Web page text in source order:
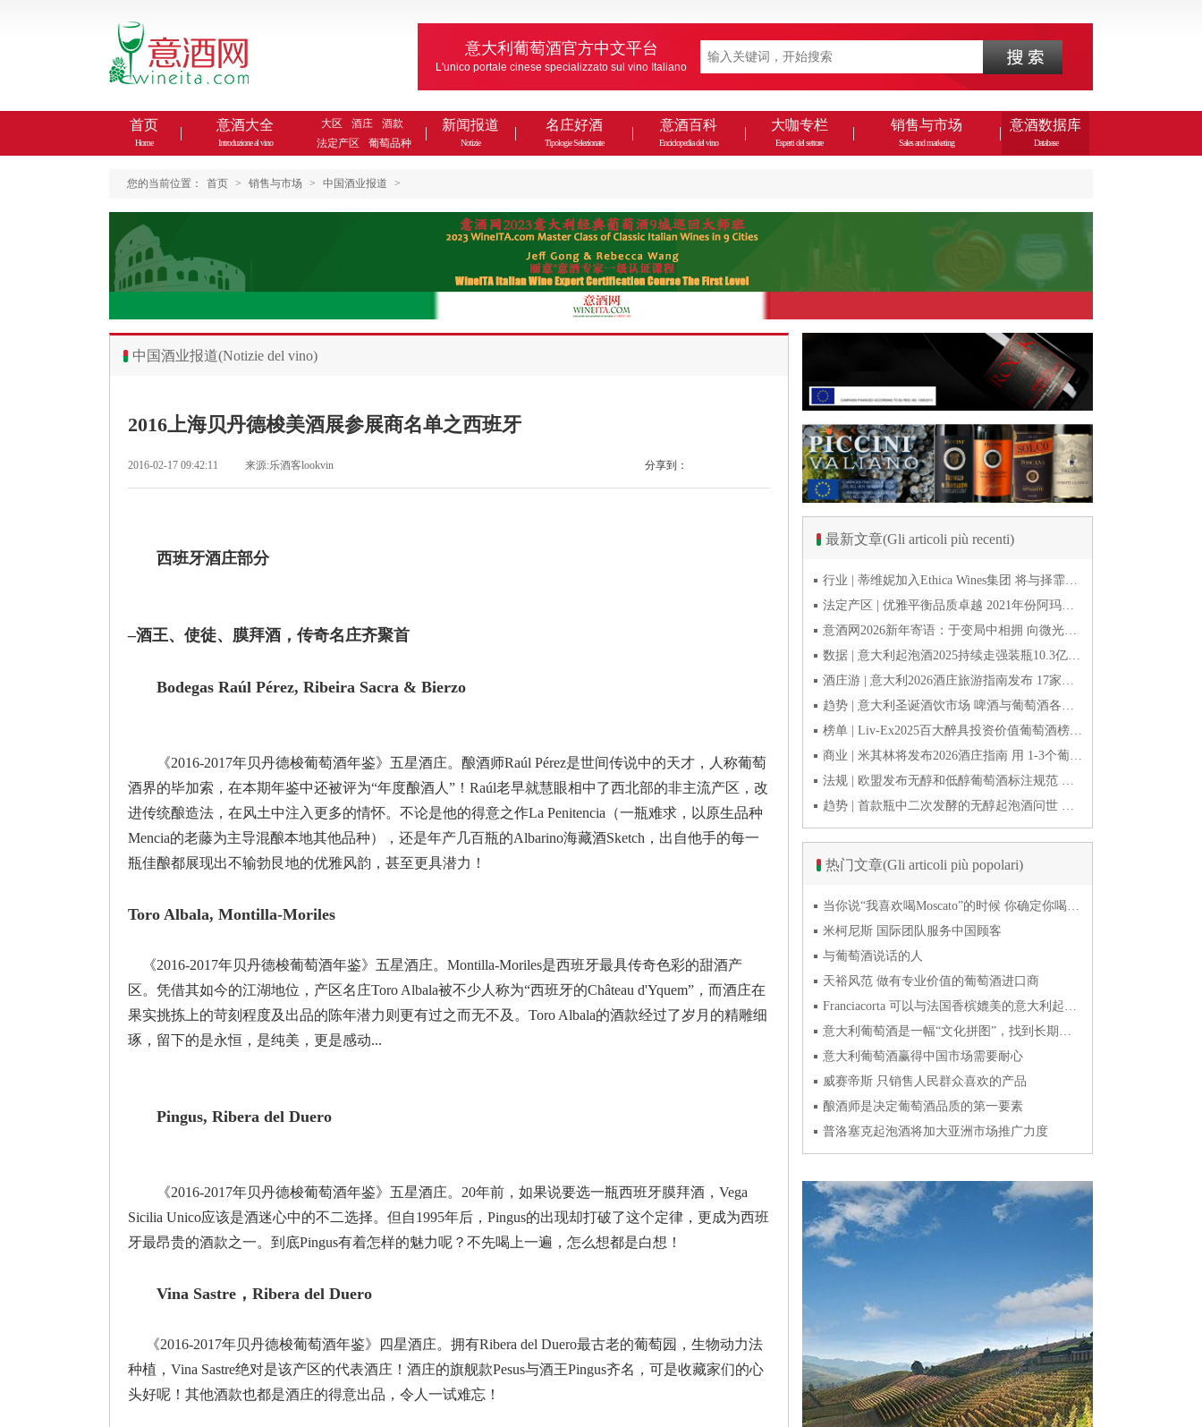
意大利葡萄酒官方中文平台
L'unico portale cinese specializzato sul vino Italiano
首页
Home
意酒大全
Introduzione al vino
大区 酒庄
酒款
法定产区
葡萄品种
新闻报道
Notizie
名庄好酒
Tipologie Selezionate
意酒百科
Enciclopedia del vino
大咖专栏
Esperti del settore
销售与市场
Sales and marketing
意酒数据库
Database
您的当前位置： 首页 > 销售与市场 > 中国酒业报道 >
中国酒业报道(Notizie del vino)
2016上海贝丹德梭美酒展参展商名单之西班牙
2016-02-17 09:42:11 来源:乐酒客lookvin 分享到：
西班牙酒庄部分
–酒王、使徒、膜拜酒，传奇名庄齐聚首
Bodegas Raúl Pérez, Ribeira Sacra & Bierzo
《2016-2017年贝丹德梭葡萄酒年鉴》五星酒庄。酿酒师Raúl Pérez是世间传说中的天才，人称葡萄
酒界的毕加索，在本期年鉴中还被评为“年度酿酒人”！Raúl老早就慧眼相中了西北部的非主流产区，改
进传统酿造法，在风土中注入更多的情怀。不论是他的得意之作La Penitencia（一瓶难求，以原生品种
Mencia的老藤为主导混酿本地其他品种），还是年产几百瓶的Albarino海藏酒Sketch，出自他手的每一
瓶佳酿都展现出不输勃艮地的优雅风韵，甚至更具潜力！
Toro Albala, Montilla-Moriles
《2016-2017年贝丹德梭葡萄酒年鉴》五星酒庄。Montilla-Moriles是西班牙最具传奇色彩的甜酒产
区。凭借其如今的江湖地位，产区名庄Toro Albala被不少人称为“西班牙的Château d'Yquem”，而酒庄在
果实挑拣上的苛刻程度及出品的陈年潜力则更有过之而无不及。Toro Albala的酒款经过了岁月的精雕细
琢，留下的是永恒，是纯美，更是感动...
Pingus, Ribera del Duero
《2016-2017年贝丹德梭葡萄酒年鉴》五星酒庄。20年前，如果说要选一瓶西班牙膜拜酒，Vega
Sicilia Unico应该是酒迷心中的不二选择。但自1995年后，Pingus的出现却打破了这个定律，更成为西班
牙最昂贵的酒款之一。到底Pingus有着怎样的魅力呢？不先喝上一遍，怎么想都是白想！
Vina Sastre，Ribera del Duero
《2016-2017年贝丹德梭葡萄酒年鉴》四星酒庄。拥有Ribera del Duero最古老的葡萄园，生物动力法
种植，Vina Sastre绝对是该产区的代表酒庄！酒庄的旗舰款Pesus与酒王Pingus齐名，可是收藏家们的心
头好呢！其他酒款也都是酒庄的得意出品，令人一试难忘！
最新文章(Gli articoli più recenti)
行业 | 蒂维妮加入Ethica Wines集团 将与择霏罗共拓中国市场
法定产区 | 优雅平衡品质卓越 2021年份阿玛罗尼Amarone全球预品会落幕
意酒网2026新年寄语：于变局中相拥 向微光而前行
数据 | 意大利起泡酒2025持续走强装瓶10.3亿瓶 普罗塞克风靡全球
酒庄游 | 意大利2026酒庄旅游指南发布 17家葡萄酒博物馆别错过
趋势 | 意大利圣诞酒饮市场 啤酒与葡萄酒各自精彩
榜单 | Liv-Ex2025百大醉具投资价值葡萄酒榜单发布 20款意酒入选
商业 | 米其林将发布2026酒庄指南 用 1-3个葡萄串为部分酒庄评级
法规 | 欧盟发布无醇和低醇葡萄酒标注规范 无醇酒可以被种出来吗
趋势 | 首款瓶中二次发酵的无醇起泡酒问世 意大利酿酒师用特种酵母开创历史
热门文章(Gli articoli più popolari)
当你说“我喜欢喝Moscato”的时候 你确定你喝的到底是什么吗？
米柯尼斯 国际团队服务中国顾客
与葡萄酒说话的人
天裕风范 做有专业价值的葡萄酒进口商
Franciacorta 可以与法国香槟媲美的意大利起泡酒
意大利葡萄酒是一幅“文化拼图”，找到长期合作伙伴最具挑战
意大利葡萄酒赢得中国市场需要耐心
威赛帝斯 只销售人民群众喜欢的产品
酿酒师是决定葡萄酒品质的第一要素
普洛塞克起泡酒将加大亚洲市场推广力度